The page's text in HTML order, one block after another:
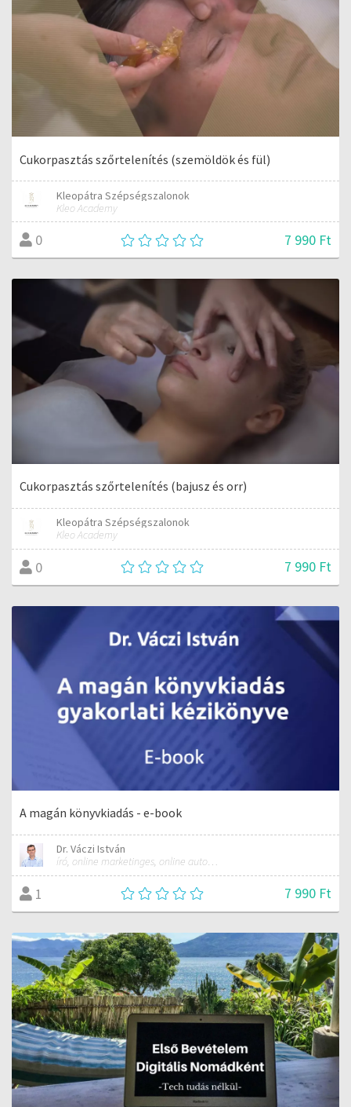
Cukorpasztás szőrtelenítés (szemöldök és fül)
Kleopátra Szépségszalonok
Kleo Academy
0 7 990 Ft
Cukorpasztás szőrtelenítés (bajusz és orr)
Kleopátra Szépségszalonok
Kleo Academy
0 7 990 Ft
A magán könyvkiadás - e-book
Dr. Váczi István
író, online marketinges, online automatizálási szakember
1 7 990 Ft